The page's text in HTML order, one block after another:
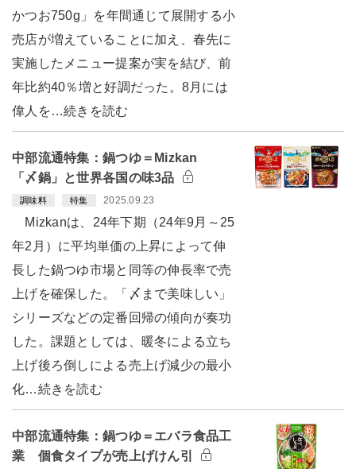
かつお750g」を年間通じて展開する小
売店が増えていることに加え、春先に
実施したメニュー提案が実を結び、前
年比約40％増と好調だった。8月には
偉人を…続きを読む
中部流通特集：鍋つゆ＝Mizkan
「〆鍋」と世界各国の味3品
調味料 特集 2025.09.23
Mizkanは、24年下期（24年9月～25
年2月）に平均単価の上昇によって伸
長した鍋つゆ市場と同等の伸長率で売
上げを確保した。「〆まで美味しい」
シリーズなどの定番回帰の傾向が奏功
した。課題としては、暖冬による立ち
上げ後ろ倒しによる売上げ減少の最小
化…続きを読む
中部流通特集：鍋つゆ＝エバラ食品工
業 個食タイプが売上げけん引